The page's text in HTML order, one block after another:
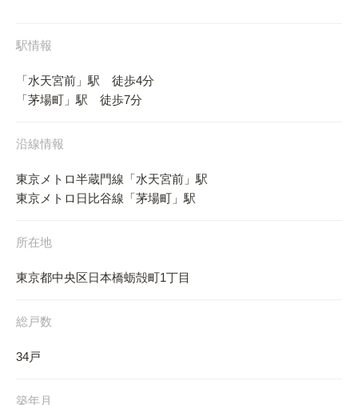
駅情報
「水天宮前」駅 徒歩4分
「茅場町」駅 徒歩7分
沿線情報
東京メトロ半蔵門線「水天宮前」駅
東京メトロ日比谷線「茅場町」駅
所在地
東京都中央区日本橋蛎殻町1丁目
総戸数
34戸
築年月